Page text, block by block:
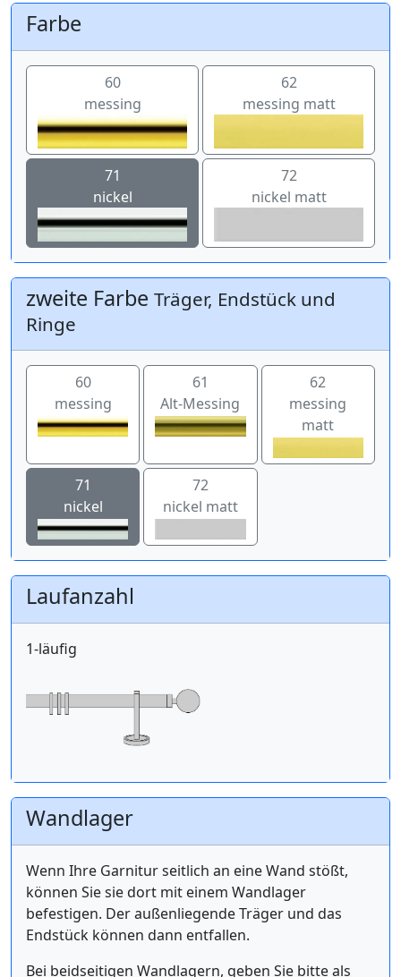
Farbe
60
messing
62
messing matt
71
nickel
72
nickel matt
zweite Farbe Träger, Endstück und
Ringe
60
messing
61
Alt-Messing
62
messing
matt
71
nickel
72
nickel matt
Laufanzahl
1-läufig
Wandlager
Wenn Ihre Garnitur seitlich an eine Wand stößt,
können Sie sie dort mit einem Wandlager
befestigen. Der außenliegende Träger und das
Endstück können dann entfallen.
Bei beidseitigen Wandlagern, geben Sie bitte als